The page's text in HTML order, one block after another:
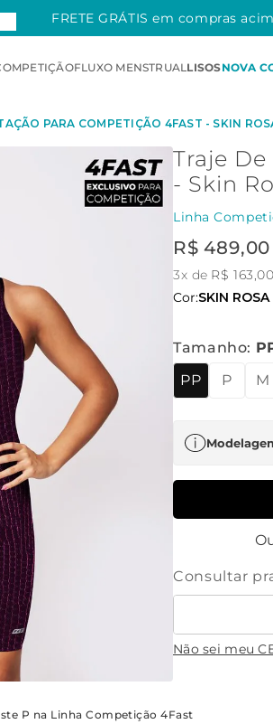
FRETE GRÁTIS em compras
FLUXO MENSTRUALLISOSNOVA
PARA COMPETIÇÃO 4FAST - SKIN
P na Linha Competição 4Fast
Traje
- Skin
Linha
R$ 489,00
3x de R$ 163,00
Cor:SKIN ROSA
Tamanho:
PP P M
Não sei meu